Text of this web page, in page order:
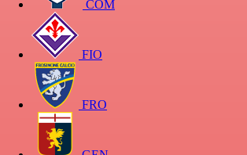
COM
FIO
FRO